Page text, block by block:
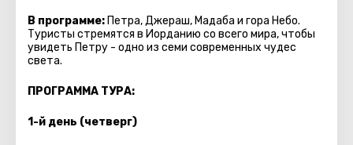
В программе: Петра, Джераш, Мадаба и гора Небо.
Туристы стремятся в Иорданию со всего мира, чтобы
увидеть Петру - одно из семи современных чудес
света.
ПРОГРАММА ТУРА:
1-й день (четверг)